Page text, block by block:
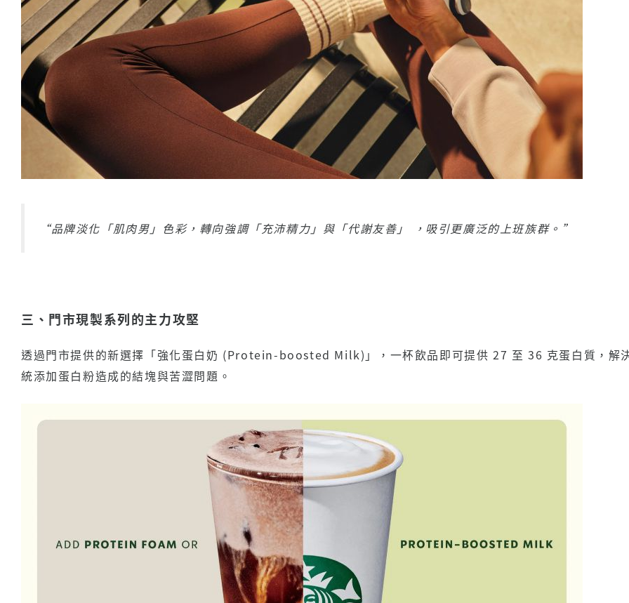
“品牌淡化「肌肉男」⾊彩，轉向強調「充沛精⼒」與「代謝友善」 ，吸引更廣泛的上班族群。”
三、門市現製系列的主力攻堅
透過門市提供的新選擇「強化蛋白奶 (Protein-boosted Milk)」，一杯飲品即可提供 27 至 36 克蛋白質，解
統添加蛋白粉造成的結塊與苦澀問題。